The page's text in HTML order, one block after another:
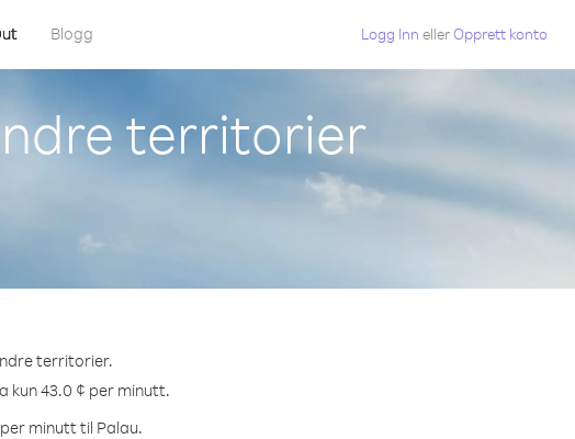
Blogg Logg Inn ellerOpprett konto
territorier
territorier.
kun 43.0 ¢ per minutt.
minutt til Palau.